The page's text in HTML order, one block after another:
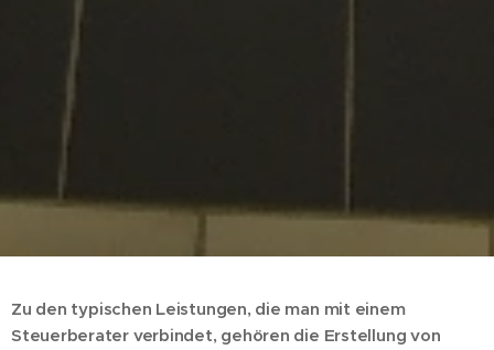
Zu den typischen Leistungen, die man mit einem
Steuerberater verbindet, gehören die Erstellung von